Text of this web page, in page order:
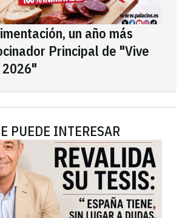
un año más
Principal de "Vive
2026"
PUEDE INTERESAR